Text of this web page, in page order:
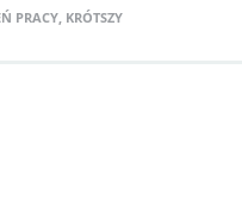
PRACY, KRÓTSZY